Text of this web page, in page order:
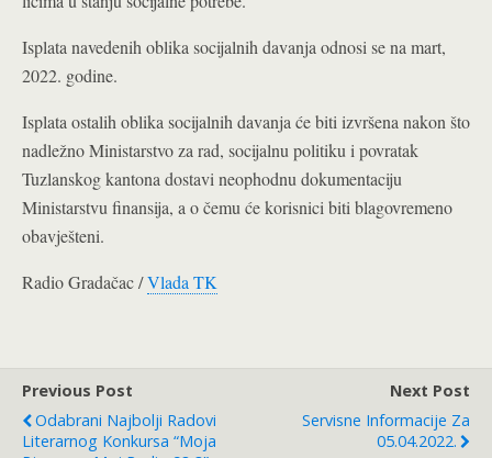
Isplata navedenih oblika socijalnih davanja odnosi se na mart,
2022. godine.
Isplata ostalih oblika socijalnih davanja će biti izvršena nakon što
nadležno Ministarstvo za rad, socijalnu politiku i povratak
Tuzlanskog kantona dostavi neophodnu dokumentaciju
Ministarstvu finansija, a o čemu će korisnici biti blagovremeno
obavješteni.
Radio Gradačac /Vlada TK
Previous Post
Odabrani Najbolji Radovi
Literarnog Konkursa “Moja
Next Post
Servisne Informacije Za
05.04.2022.